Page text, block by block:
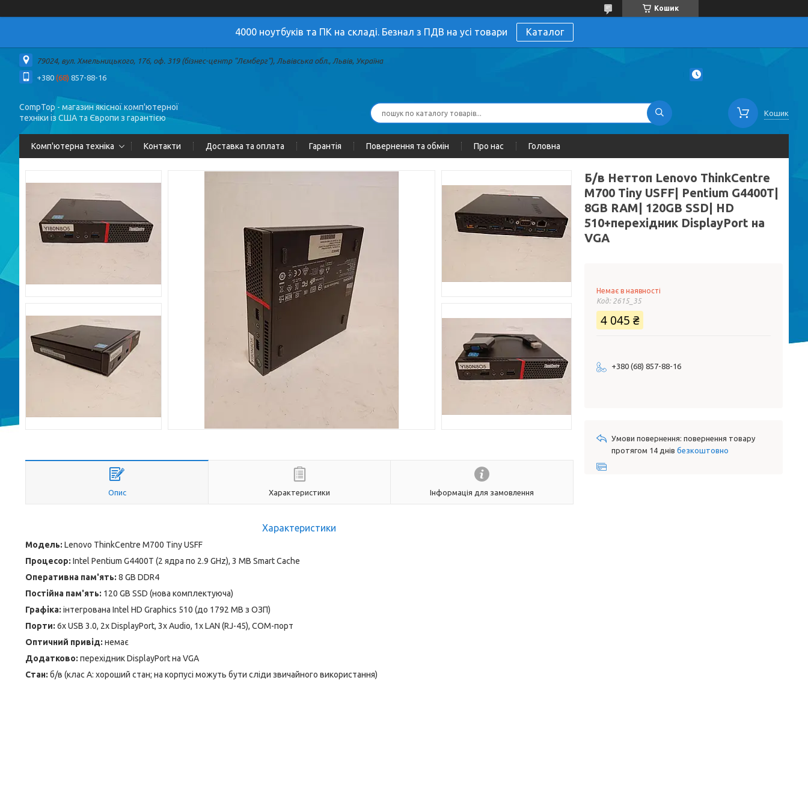
Кошик
4000 ноутбуків та ПК на складі. Безнал з ПДВ на усі товари Каталог
79024, вул. Хмельницького, 176, оф. 319 (бізнес-центр "Лємберг"), Львівська обл., Львів, Україна
+380 (68) 857-88-16
CompTop - магазин якісної комп'ютерної
техніки із США та Європи з гарантією
Кошик
Комп'ютерна техніка Контакти Доставка та оплата Гарантія Повернення та обмін Про нас Головна
Опис Характеристики Інформація для замовлення
Характеристики
Модель: Lenovo ThinkCentre M700 Tiny USFF
Процесор: Intel Pentium G4400T (2 ядра по 2.9 GHz), 3 MB Smart Cache
Оперативна пам'ять: 8 GB DDR4
Постійна пам'ять: 120 GB SSD (нова комплектуюча)
Графіка: інтегрована Intel HD Graphics 510 (до 1792 MB з ОЗП)
Порти: 6x USB 3.0, 2x DisplayPort, 3x Audio, 1x LAN (RJ-45), COM-порт
Оптичний привід: немає
Додатково: перехідник DisplayPort на VGA
Стан: б/в (клас А: хороший стан; на корпусі можуть бути сліди звичайного використання)
Б/в Неттоп Lenovo ThinkCentre
M700 Tiny USFF| Pentium G4400T|
8GB RAM| 120GB SSD| HD
510+перехідник DisplayPort на
VGA
Немає в наявності
Код: 2615_35
4 045 ₴
+380 (68) 857-88-16
повернення товару
протягом 14 днів безкоштовно